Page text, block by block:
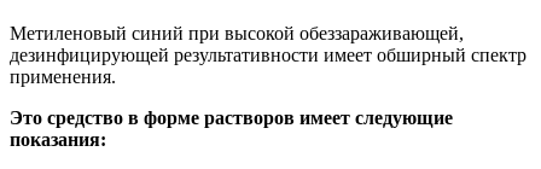
Метиленовый синий при высокой обеззараживающей,
дезинфицирующей результативности имеет обширный спектр
применения.
Это средство в форме растворов имеет следующие
показания: